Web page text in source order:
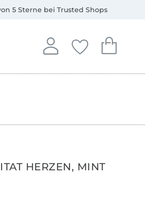
5 Sterne bei Trusted Shops
Anmelden
In deinem Konto
Deine
Du hast keine
Dein
Du hast
HERZEN, MINT